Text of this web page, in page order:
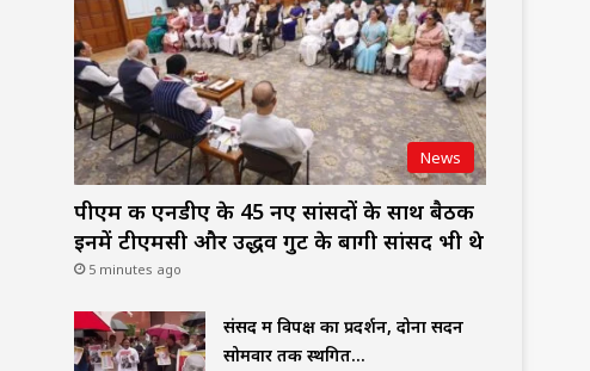
News
पीएम की एनडीए के 45 नए सांसदों के साथ बैठक
इनमें टीएमसी और उद्धव गुट के बागी सांसद भी थे
5 minutes ago
संसद में विपक्ष का प्रदर्शन, दोनों सदन
सोमवार तक स्थगित…